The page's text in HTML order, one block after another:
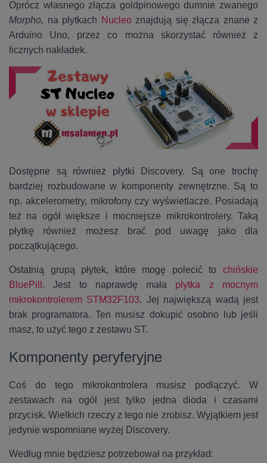
Oprócz własnego złącza goldpinowego dumnie zwanego
Morpho, na płytkach Nucleoznajdują się złącza znane z
Arduino Uno, przez co można skorzystać również z
licznych nakładek.
Dostępne są również płytki Discovery. Są one trochę
bardziej rozbudowane w komponenty zewnętrzne. Są to
np. akcelerometry, mikrofony czy wyświetlacze. Posiadają
też na ogół większe i mocniejsze mikrokontrolery. Taką
płytkę również możesz brać pod uwagę jako dla
początkującego.
Ostatnią grupą płytek, które mogę polecić to chińskie
BluePill . Jest to naprawdę mała płytka z mocnym
mikrokontrolerem STM32F103. Jej największą wadą jest
brak programatora. Ten musisz dokupić osobno lub jeśli
masz, to użyć tego z zestawu ST.
Komponenty peryferyjne
Coś do tego mikrokontrolera musisz podłączyć. W
zestawach na ogół jest tylko jedna dioda i czasami
przycisk. Wielkich rzeczy z tego nie zrobisz. Wyjątkiem jest
jedynie wspomniane wyżej Discovery.
Według mnie będziesz potrzebował na przykład: